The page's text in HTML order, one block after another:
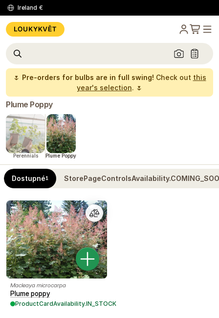
Ireland €
🌷 Pre-orders for bulbs are in full swing! Check out this
year's selection. 🌷
Plume Poppy
Perennials Plume Poppy
Dostupné1
Macleaya microcarpa
Plume poppy
ProductCardAvailability.IN_STOCK